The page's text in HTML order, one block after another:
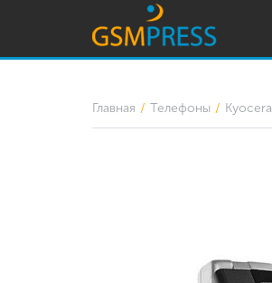
Главная Телефоны Kyocera